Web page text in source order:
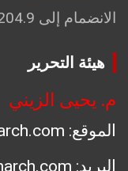
الانضمام إلى 204.9 من آلاف المشتركين الآخرين
هيئة التحرير
م. يحيى الزيني
الموقع: www.diwanarch.com
البريد: info@diwanarch.com